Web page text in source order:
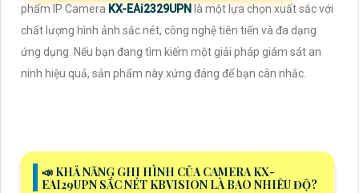
phẩm IP CameraKX-EAi2329UPNlà một lựa chọn xuất sắc với
chất lượng hình ảnh sắc nét, công nghệ tiên tiến và đa dạng
ứng dụng. Nếu bạn đang tìm kiếm một giải pháp giám sát an
ninh hiệu quả, sản phẩm này xứng đáng để bạn cân nhắc.
📣 KHẢ NĂNG GHI HÌNH CỦA CAMERA KX-
EAI29UPN SẮC NÉT KBVISION LÀ BAO NHIÊU ĐỘ?